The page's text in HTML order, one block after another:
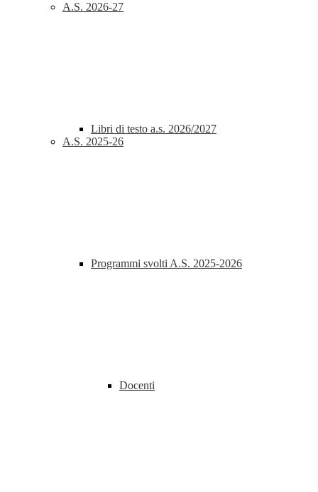
A.S. 2026-27
Libri di testo a.s. 2026/2027
A.S. 2025-26
Programmi svolti A.S. 2025-2026
Docenti